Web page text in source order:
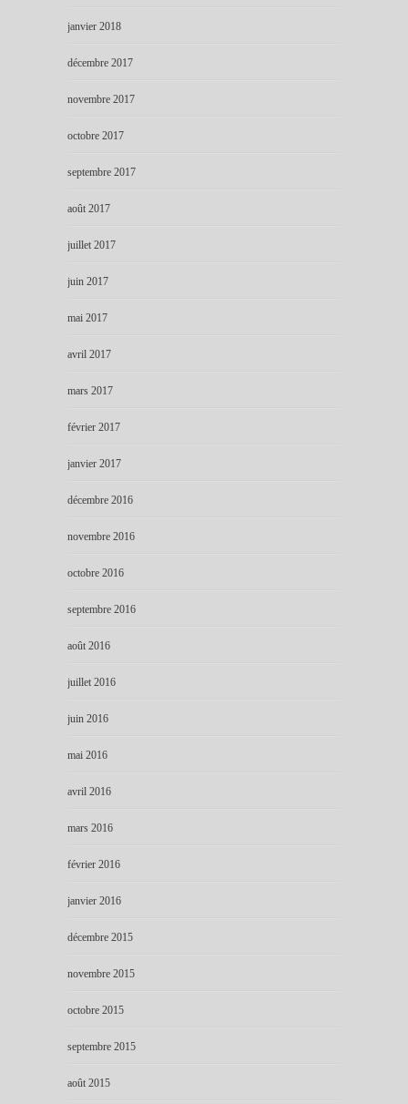
janvier 2018
décembre 2017
novembre 2017
octobre 2017
septembre 2017
août 2017
juillet 2017
juin 2017
mai 2017
avril 2017
mars 2017
février 2017
janvier 2017
décembre 2016
novembre 2016
octobre 2016
septembre 2016
août 2016
juillet 2016
juin 2016
mai 2016
avril 2016
mars 2016
février 2016
janvier 2016
décembre 2015
novembre 2015
octobre 2015
septembre 2015
août 2015